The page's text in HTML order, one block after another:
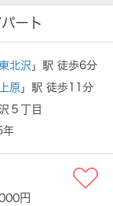
ート
北沢 」駅 徒歩6分
原 」駅 徒歩11分
５丁目
円